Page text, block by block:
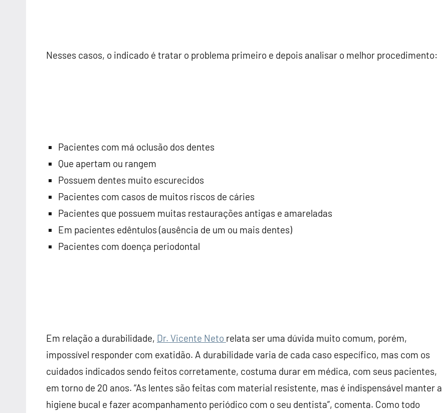
Nesses casos, o indicado é tratar o problema primeiro e depois analisar o melhor procedimento:
Pacientes com má oclusão dos dentes
Que apertam ou rangem
Possuem dentes muito escurecidos
Pacientes com casos de muitos riscos de cáries
Pacientes que possuem muitas restaurações antigas e amareladas
Em pacientes edêntulos (ausência de um ou mais dentes)
Pacientes com doença periodontal
Em relação a durabilidade, Dr. Vicente Neto relata ser uma dúvida muito comum, porém,
impossível responder com exatidão. A durabilidade varia de cada caso específico, mas com os
cuidados indicados sendo feitos corretamente, costuma durar em médica, com seus pacientes,
em torno de 20 anos. “As lentes são feitas com material resistente, mas é indispensável manter a
higiene bucal e fazer acompanhamento periódico com o seu dentista”, comenta. Como todo